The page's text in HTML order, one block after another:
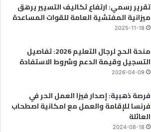
تقرير رسمي: ارتفاع تكاليف التسيير يرهق
ميزانية المفتشية العامة للقوات المساعدة
2025-11-18
منحة الحج لرجال التعليم 2026: تفاصيل
التسجيل وقيمة الدعم وشروط الاستفادة
2026-04-09
فرصة ذهبية: إصدار فيزا العمل الحر في
فرنسا للإقامة والعمل مع امكانية اصطحاب
العائلة
2024-08-18